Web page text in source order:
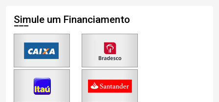
Simule um Financiamento